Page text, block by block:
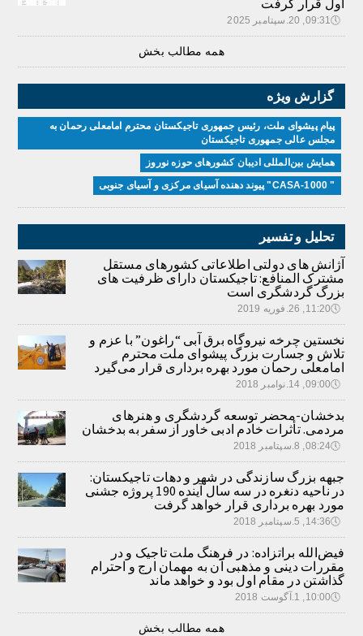
اول قرار گرفت
🕔09:31, 20.سپتامبر 2025
همه مطالب بخش
گزارش ویژه
پیام پیشوای ملت، رئیس جمهوری تاجیکستان محترم امامعلی رحمان به
مجلس عالی جمهوری تاجیکستان
همایش بین‌المللی ادیبان کشور‌های حوزه نوروز
" CASA-1000" پیوند دهنده آسیای مرکزی و آسیای جنوبی
تحلیل و تفسیر
آژانش های دولتی اطلاعاتی کشورهای مستقل
مشترک المنافع: تاجیکستان دارای ظرفیت های
بزرگ گردشگری است
🕔11:20, 26.فوریه 2019
نخستین چرخه نیروگاه برق آبی “راغون” با عزم و
تلاش و جسارت بزرگ پیشوای ملت محترم
امامعلی رحمان مورد بهره برداری قرار می‌گیرد
🕔09:00, 14.نوامبر 2018
بدخشان-محضر توسعه گردشگری و هنرهای
مردمی. تأثرات خادم ادبی خاور از سفر به بدخشان
🕔08:24, 8.سپتامبر 2018
جبهه بزرگ سازندگی در شهر و دهات تاجیکستان:
در ناحیه دنغره در سه سال آینده 190 پروژه جشنی
مورد بهره برداری قرار خواهد گرفت
🕔14:36, 5.سپتامبر 2018
فیض‌الله براتزاده: در فرهنگ ملت تاجیک و در
مقررات دینی و مذهبی آن به مهمان ارج و احترام
گذاشتن در مقام اول بود و خواهد ماند
🕔10:00, 1.آگوست 2018
همه مطالب بخش